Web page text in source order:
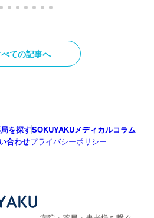
ての記事へ
を探すSOKUYAKUメディカルコラム
合わせプライバシーポリシー